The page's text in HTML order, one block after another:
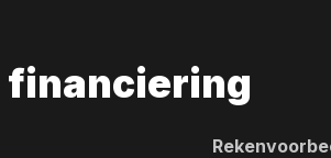
financiering